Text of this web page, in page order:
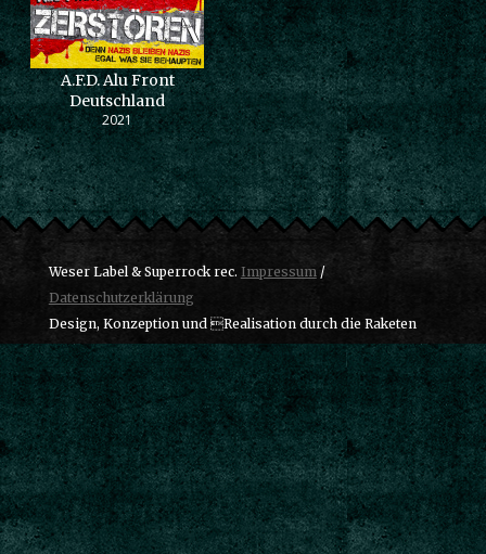
A.F.D. Alu Front
Deutschland
2021
Weser Label & Superrock rec. Impressum/
Datenschutzerklärung
Design, Konzeption und Realisation durch die Raketen